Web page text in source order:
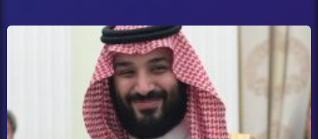
ЛОКАЛНИ ИЗБОРИ 2025